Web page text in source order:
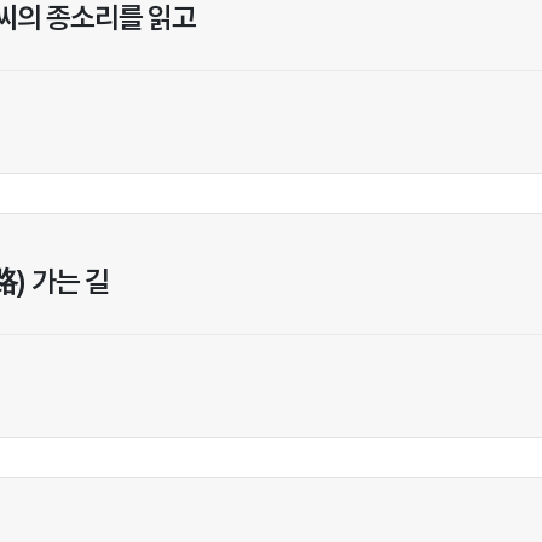
의 종소리를 읽고
) 가는 길